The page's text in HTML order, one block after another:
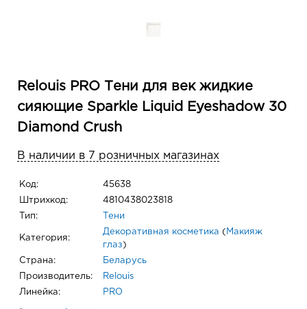
Relouis PRO Тени для век жидкие
сияющие Sparkle Liquid Eyeshadow 30
Diamond Crush
В наличии в 7 розничных магазинах
Код: 45638
Штрихкод: 4810438023818
Тип: Тени
Категория:
Декоративная косметика ( Макияж
глаз )
Страна: Беларусь
Производитель: Relouis
Линейка: PRO